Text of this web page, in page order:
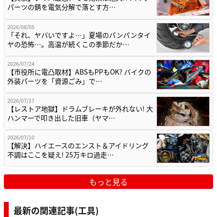
パーツの錆を電気分解で落とす方…
2026/08/05
「それ、ヤバいですよ…」夏場のパンパンタイ
ヤの恐怖…。高温が続くこの季節だか…
2026/07/24
【市役所に電凸取材】ABSもPPもOK? バイクの
外装パーツを「資源ごみ」で…
2026/07/17
【レストア地獄】ドラムブレーキが外れない! 大
ハンマーで叩き出した旧車（ヤマ…
2026/07/10
【解決】ハイエースのエンスト＆アイドリング
不調はここを疑え! 25万キロ過走…
もっと見る
最新の関連記事(工具)